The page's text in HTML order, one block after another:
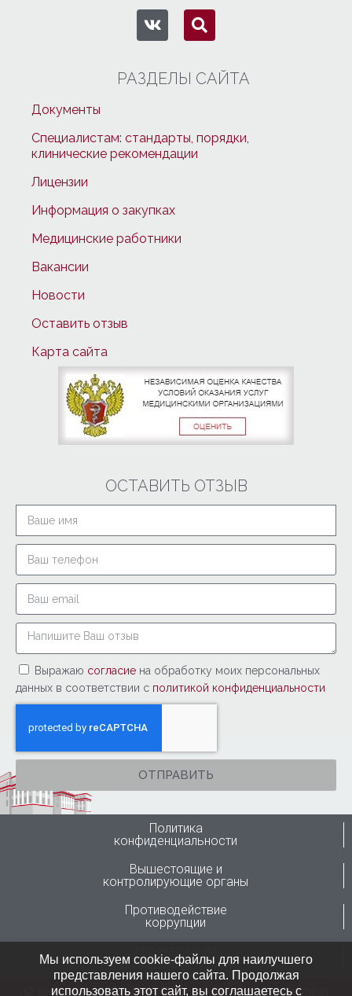
РАЗДЕЛЫ САЙТА
Документы
Специалистам: стандарты, порядки,
клинические рекомендации
Лицензии
Информация о закупках
Медицинские работники
Вакансии
Новости
Оставить отзыв
Карта сайта
ОСТАВИТЬ ОТЗЫВ
Выражаю согласие на обработку моих персональных
данных в соответствии с политикой конфиденциальности
ОТПРАВИТЬ
Политика
конфиденциальности
Вышестоящие и
контролирующие органы
Противодействие
коррупции
Горячая линия
Минздрава России
© 1946-2024 ФГБУ “ННИИТО им. Я.Л.Цивьяна” Минздрава
Мы используем cookie-файлы для наилучшего
представления нашего сайта. Продолжая
использовать этот сайт, вы соглашаетесь с